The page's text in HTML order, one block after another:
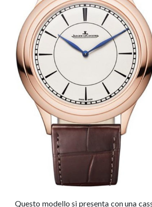
Questo modello si presenta con una